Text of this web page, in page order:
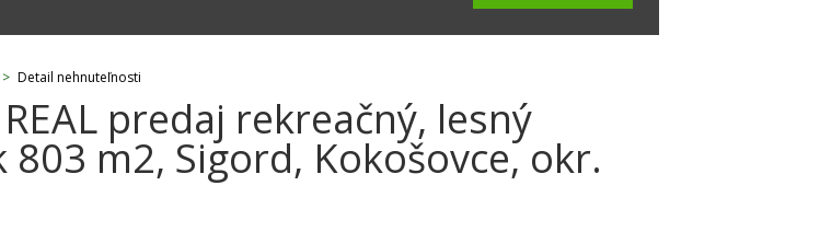
> Detail nehnuteľnosti
REAL predaj rekreačný, lesný
803 m2, Sigord, Kokošovce, okr.